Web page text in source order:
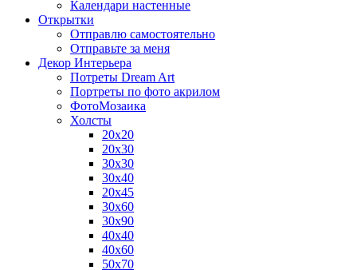
Календари настенные
Открытки
Отправлю самостоятельно
Отправьте за меня
Декор Интерьера
Потреты Dream Art
Портреты по фото акрилом
ФотоМозаика
Холсты
20х20
20х30
30х30
30х40
20х45
30х60
30х90
40х40
40х60
50х70